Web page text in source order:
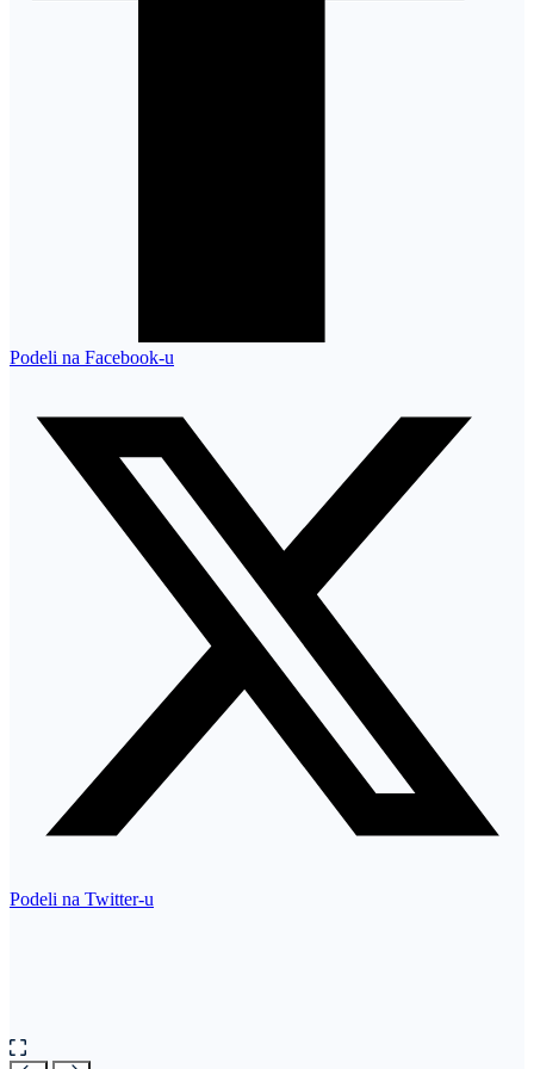
Podeli na Facebook-u
Podeli na Twitter-u